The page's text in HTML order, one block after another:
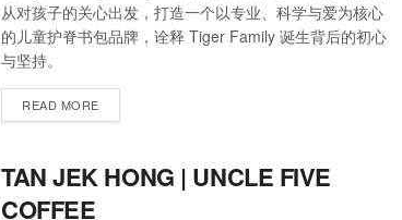
从对孩子的关心出发，打造一个以专业、科学与爱为核心
的儿童护脊书包品牌，诠释 Tiger Family 诞生背后的初心
与坚持。
READ MORE
TAN JEK HONG | UNCLE FIVE
COFFEE